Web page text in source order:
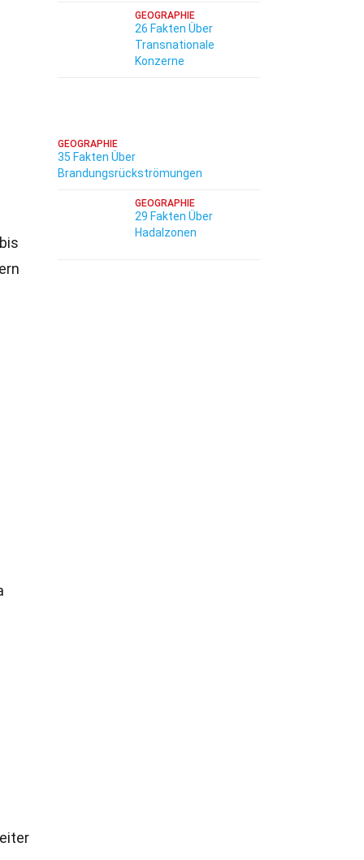
GEOGRAPHIE
26 Fakten Über
Transnationale
Konzerne
GEOGRAPHIE
35 Fakten Über
Brandungsrückströmungen
GEOGRAPHIE
29 Fakten Über
Hadalzonen